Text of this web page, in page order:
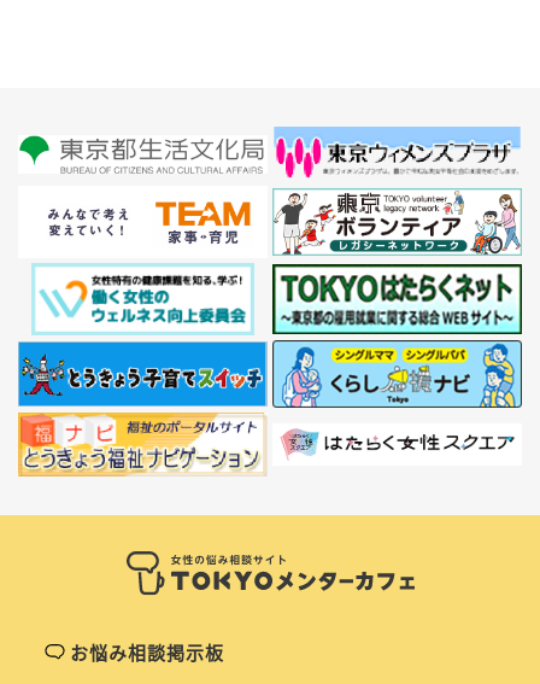
お悩み相談掲示板